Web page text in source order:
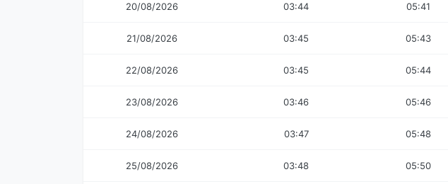
20/08/2026 03:44 05:41
21/08/2026 03:45 05:43
22/08/2026 03:45 05:44
23/08/2026 03:46 05:46
24/08/2026 03:47 05:48
25/08/2026 03:48 05:50